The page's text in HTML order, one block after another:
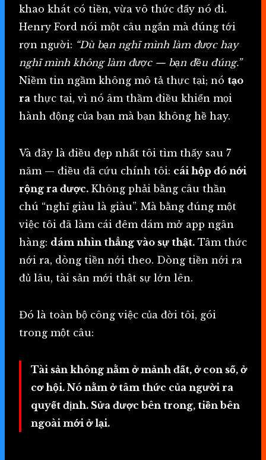
khao khát có tiền, vừa vô thức đẩy nó đi.
Henry Ford nói một câu ngắn mà đúng tới
rợn người: “Dù bạn nghĩ mình làm được hay
nghĩ mình không làm được — bạn đều đúng.”
Niềm tin ngầm không mô tả thực tại; nó tạo
ra thực tại, vì nó âm thầm điều khiển mọi
hành động của bạn mà bạn không hề hay.
Và đây là điều đẹp nhất tôi tìm thấy sau 7
năm — điều đã cứu chính tôi: cái hộp đó nới
rộng ra được. Không phải bằng câu thần
chú “nghĩ giàu là giàu”. Mà bằng đúng một
việc tôi đã làm cái đêm dám mở app ngân
hàng: dám nhìn thẳng vào sự thật. Tâm thức
nới ra, dòng tiền nới theo. Dòng tiền nới ra
đủ lâu, tài sản mới thật sự lớn lên.
Đó là toàn bộ công việc của đời tôi, gói
trong một câu:
Tài sản không nằm ở mảnh đất, ở con số, ở
cơ hội. Nó nằm ở tâm thức của người ra
quyết định. Sửa được bên trong, tiền bên
ngoài mới ở lại.